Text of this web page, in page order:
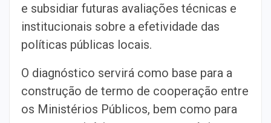
e subsidiar futuras avaliações técnicas e
institucionais sobre a efetividade das
políticas públicas locais.
O diagnóstico servirá como base para a
construção de termo de cooperação entre
os Ministérios Públicos, bem como para